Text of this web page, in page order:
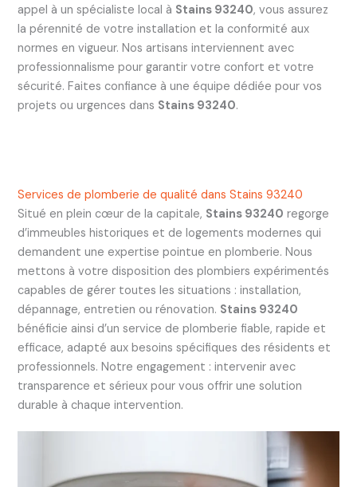
appel à un spécialiste local à Stains 93240, vous assurez
la pérennité de votre installation et la conformité aux
normes en vigueur. Nos artisans interviennent avec
professionnalisme pour garantir votre confort et votre
sécurité. Faites confiance à une équipe dédiée pour vos
projets ou urgences dans Stains 93240.
Services de plomberie de qualité dans Stains 93240
Situé en plein cœur de la capitale, Stains 93240 regorge
d’immeubles historiques et de logements modernes qui
demandent une expertise pointue en plomberie. Nous
mettons à votre disposition des plombiers expérimentés
capables de gérer toutes les situations : installation,
dépannage, entretien ou rénovation. Stains 93240
bénéficie ainsi d’un service de plomberie fiable, rapide et
efficace, adapté aux besoins spécifiques des résidents et
professionnels. Notre engagement : intervenir avec
transparence et sérieux pour vous offrir une solution
durable à chaque intervention.